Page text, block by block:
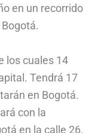
en un recorrido
los cuales 14
Tendrá 17
en Bogotá.
con la
en la calle 26.